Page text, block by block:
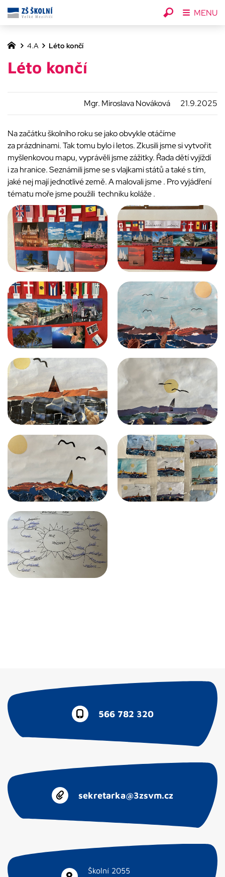
4.A Léto končí
Léto končí
Mgr. Miroslava Nováková 21.9.2025
Na začátku školního roku se jako obvykle otáčíme
za prázdninami. Tak tomu bylo i letos. Zkusili jsme si vytvořit
myšlenkovou mapu, vyprávěli jsme zážitky. Řada dětí vyjíždí
i za hranice. Seznámili jsme se s vlajkami států a také s tím,
jaké nej mají jednotlivé země. A malovali jsme . Pro vyjádření
tématu moře jsme použili techniku koláže .
566 782 320
sekretarka@3zsvm.cz
Školní 2055
MENU